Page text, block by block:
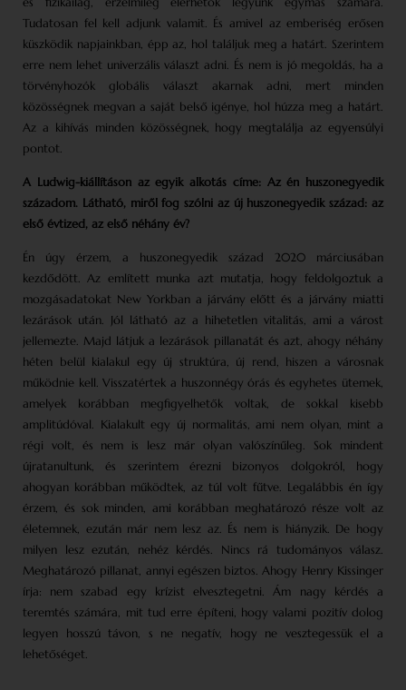
Tudatosan fel kell adjunk valamit. És amivel az emberiség erősen
küszködik napjainkban, épp az, hol találjuk meg a határt. Szerintem
erre nem lehet univerzális választ adni. És nem is jó megoldás, ha a
törvényhozók globális választ akarnak adni, mert minden
közösségnek megvan a saját belső igénye, hol húzza meg a határt.
Az a kihívás minden közösségnek, hogy megtalálja az egyensúlyi
pontot.
A Ludwig-kiállításon az egyik alkotás címe: Az én huszonegyedik
századom. Látható, miről fog szólni az új huszonegyedik század: az
első évtized, az első néhány év?
Én úgy érzem, a huszonegyedik század 2020 márciusában
kezdődött. Az említett munka azt mutatja, hogy feldolgoztuk a
mozgásadatokat New Yorkban a járvány előtt és a járvány miatti
lezárások után. Jól látható az a hihetetlen vitalitás, ami a várost
jellemezte. Majd látjuk a lezárások pillanatát és azt, ahogy néhány
héten belül kialakul egy új struktúra, új rend, hiszen a városnak
működnie kell. Visszatértek a huszonnégy órás és egyhetes ütemek,
amelyek korábban megfigyelhetők voltak, de sokkal kisebb
amplitúdóval. Kialakult egy új normalitás, ami nem olyan, mint a
régi volt, és nem is lesz már olyan valószínűleg. Sok mindent
újratanultunk, és szerintem érezni bizonyos dolgokról, hogy
ahogyan korábban működtek, az túl volt fűtve. Legalábbis én így
érzem, és sok minden, ami korábban meghatározó része volt az
életemnek, ezután már nem lesz az. És nem is hiányzik. De hogy
milyen lesz ezután, nehéz kérdés. Nincs rá tudományos válasz.
Meghatározó pillanat, annyi egészen biztos. Ahogy Henry Kissinger
írja: nem szabad egy krízist elvesztegetni. Ám nagy kérdés a
teremtés számára, mit tud erre építeni, hogy valami pozitív dolog
legyen hosszú távon, s ne negatív, hogy ne vesztegessük el a
lehetőséget.